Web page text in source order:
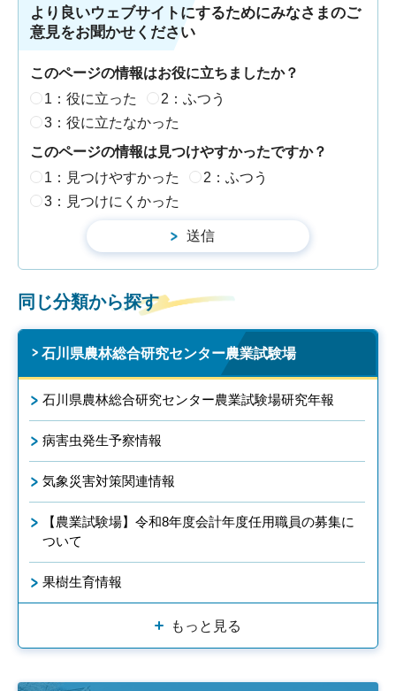
より良いウェブサイトにするためにみなさまのご
意見をお聞かせください
このページの情報はお役に立ちましたか？
1：役に立った
2：ふつう
3：役に立たなかった
このページの情報は見つけやすかったですか？
1：見つけやすかった
2：ふつう
3：見つけにくかった
同じ分類から探す
石川県農林総合研究センター農業試験場
石川県農林総合研究センター農業試験場研究年報
病害虫発生予察情報
気象災害対策関連情報
【農業試験場】令和8年度会計年度任用職員の募集に
ついて
果樹生育情報
もっと見る